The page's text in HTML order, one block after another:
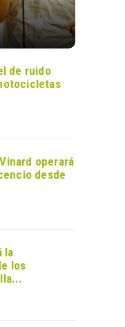
de ruido
operará
desde
la
los